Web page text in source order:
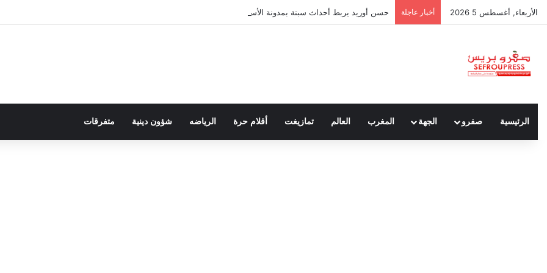
الأربعاء, أغسطس 5 2026 أخبار عاجلة حسن أوريد يربط أحداث سبتة بمدونة الأسرة في قراءة للتحولات الاجتماعية
الرئيسية صفرو الجهة المغرب العالم تمازيغت أقلام حرة الرياضه شؤون دينية متفرقات